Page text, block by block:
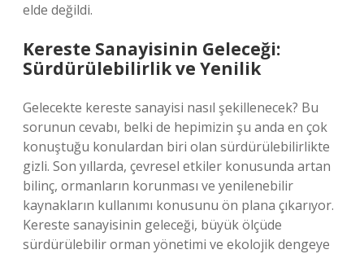
elde değildi.
Kereste Sanayisinin Geleceği:
Sürdürülebilirlik ve Yenilik
Gelecekte kereste sanayisi nasıl şekillenecek? Bu
sorunun cevabı, belki de hepimizin şu anda en çok
konuştuğu konulardan biri olan sürdürülebilirlikte
gizli. Son yıllarda, çevresel etkiler konusunda artan
bilinç, ormanların korunması ve yenilenebilir
kaynakların kullanımı konusunu ön plana çıkarıyor.
Kereste sanayisinin geleceği, büyük ölçüde
sürdürülebilir orman yönetimi ve ekolojik dengeye